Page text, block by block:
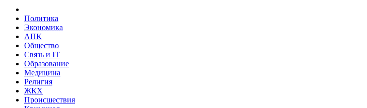
Политика
Экономика
АПК
Общество
Связь и IT
Образование
Медицина
Религия
ЖКХ
Происшествия